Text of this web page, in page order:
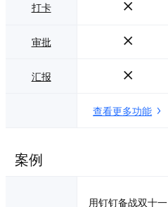
打卡
审批
汇报
查看更多功能
案例
用钉钉备战双十一